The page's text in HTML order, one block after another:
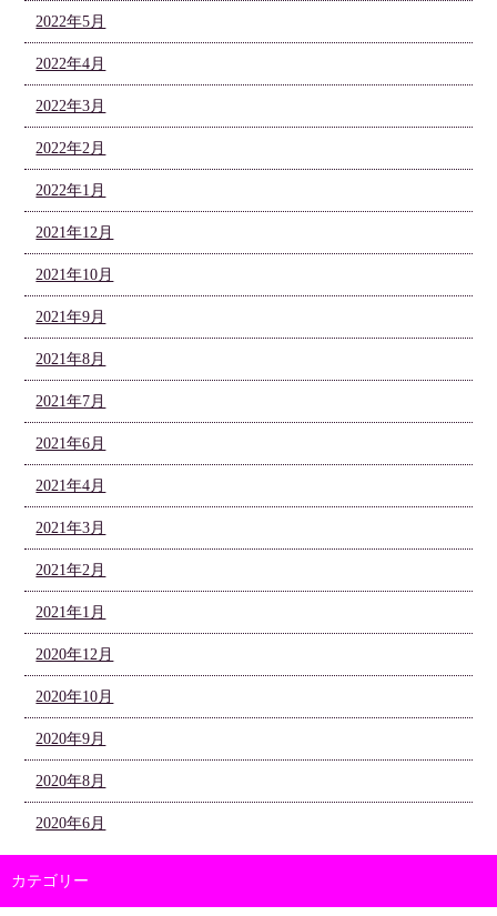
2022年5月
2022年4月
2022年3月
2022年2月
2022年1月
2021年12月
2021年10月
2021年9月
2021年8月
2021年7月
2021年6月
2021年4月
2021年3月
2021年2月
2021年1月
2020年12月
2020年10月
2020年9月
2020年8月
2020年6月
カテゴリー